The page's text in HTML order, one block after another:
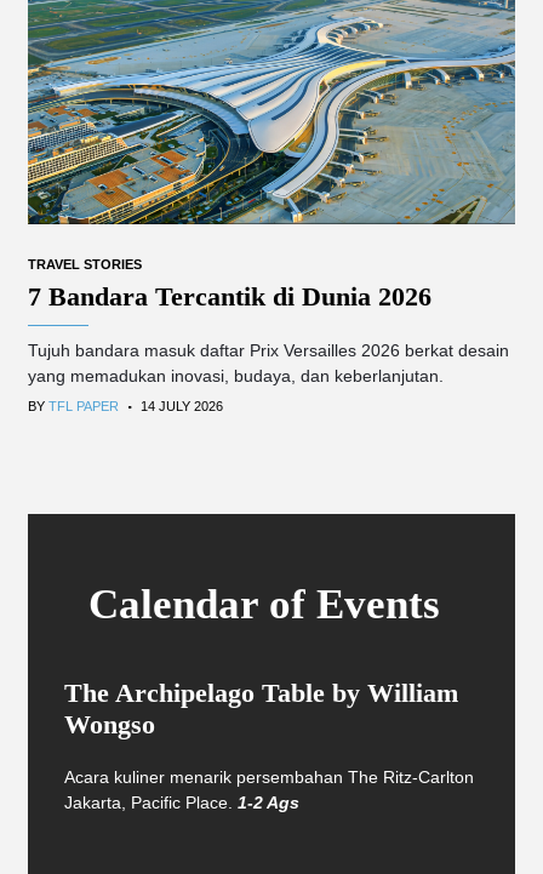
TRAVEL STORIES
7 Bandara Tercantik di Dunia 2026
Tujuh bandara masuk daftar Prix Versailles 2026 berkat desain
yang memadukan inovasi, budaya, dan keberlanjutan.
BY TFL PAPER . 14 JULY 2026
Calendar of Events
The Archipelago Table by William
Wongso
Acara kuliner menarik persembahan The Ritz-Carlton
Jakarta, Pacific Place. 1-2 Ags